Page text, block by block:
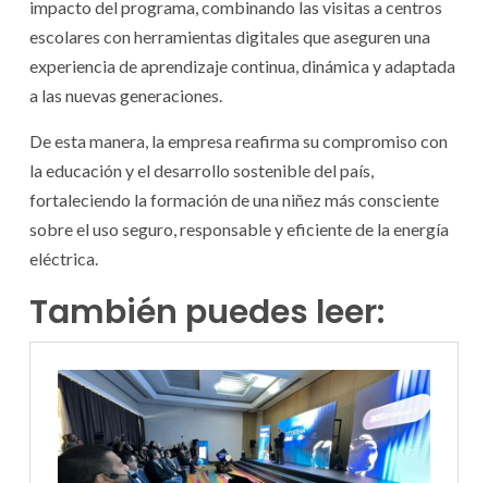
impacto del programa, combinando las visitas a centros
escolares con herramientas digitales que aseguren una
experiencia de aprendizaje continua, dinámica y adaptada
a las nuevas generaciones.
De esta manera, la empresa reafirma su compromiso con
la educación y el desarrollo sostenible del país,
fortaleciendo la formación de una niñez más consciente
sobre el uso seguro, responsable y eficiente de la energía
eléctrica.
También puedes leer: